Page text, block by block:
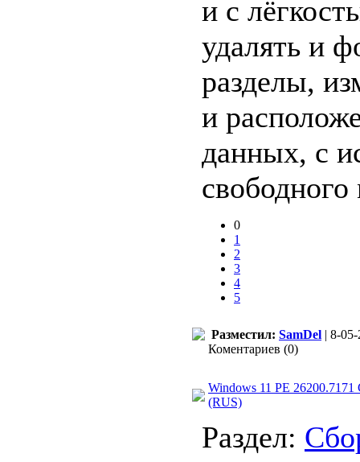
и с
удалять и
разделы,
и
данных, с
0
1
2
3
4
5
Разместил: SamDel | 8-
Коментариев (0)
Windows 11 PE 26200.7171
(RUS)
Раздел: